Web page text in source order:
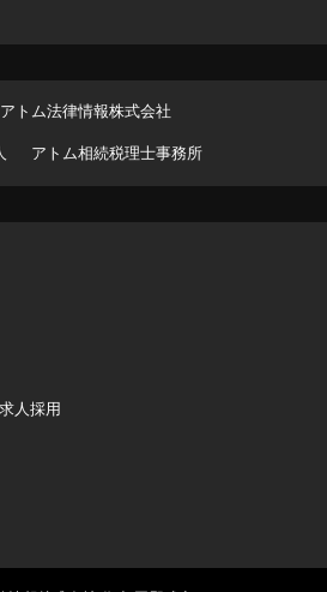
アトム法律情報株式会社
アトム相続税理士事務所
人採用